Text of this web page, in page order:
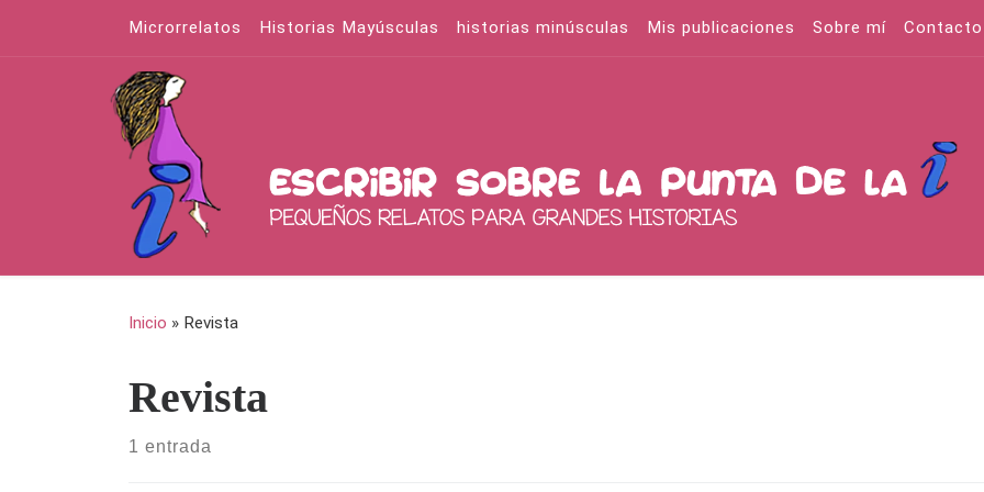
Saltar al contenido
Microrrelatos Historias Mayúsculas historias minúsculas Mis publicaciones Sobre mí Contacto
Inicio » Revista
Revista
1 entrada